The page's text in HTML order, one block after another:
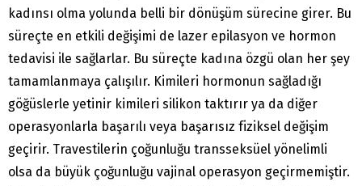
kadınsı olma yolunda belli bir dönüşüm sürecine girer. Bu
süreçte en etkili değişimi de lazer epilasyon ve hormon
tedavisi ile sağlarlar. Bu süreçte kadına özgü olan her şey
tamamlanmaya çalışılır. Kimileri hormonun sağladığı
göğüslerle yetinir kimileri silikon taktırır ya da diğer
operasyonlarla başarılı veya başarısız fiziksel değişim
geçirir. Travestilerin çoğunluğu transseksüel yönelimli
olsa da büyük çoğunluğu vajinal operasyon geçirmemiştir.